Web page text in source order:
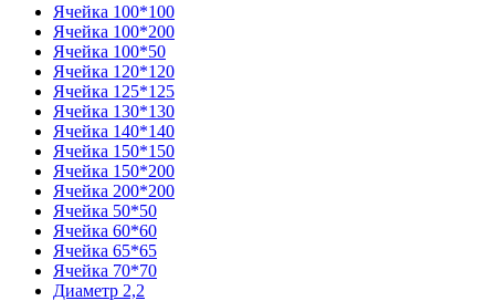
Ячейка 100*100
Ячейка 100*200
Ячейка 100*50
Ячейка 120*120
Ячейка 125*125
Ячейка 130*130
Ячейка 140*140
Ячейка 150*150
Ячейка 150*200
Ячейка 200*200
Ячейка 50*50
Ячейка 60*60
Ячейка 65*65
Ячейка 70*70
Диаметр 2,2